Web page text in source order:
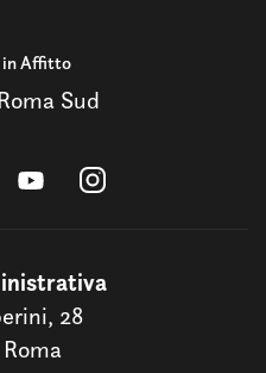
Affitto
Roma Sud
28